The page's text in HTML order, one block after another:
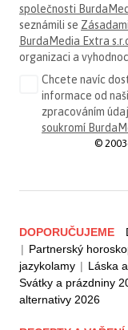
společnosti
seznámili se
BurdaMedia Extra
organizaci a
Chcete navíc
informace od
zpracováním
soukromí
©
DOPORUČUJEME
| Partnerský
jazykolamy | Láska
Svátky a prázdniny
alternativy 2026